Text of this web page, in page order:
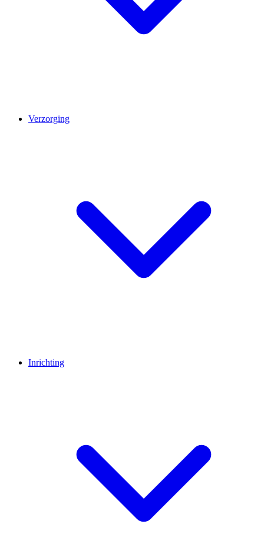
Verzorging
Inrichting